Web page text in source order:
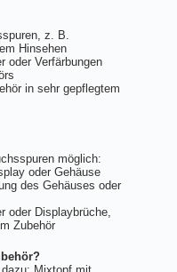
z. B.
Hinsehen
oder Verfärbungen
in sehr gepflegtem
möglich:
oder Gehäuse
des Gehäuses oder
oder Displaybrüche,
Zubehör